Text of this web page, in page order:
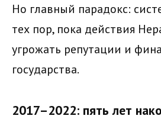
Но главный парадокс:
тех пор, пока действия
угрожать репутации и
государства.
2017–2022: пять лет